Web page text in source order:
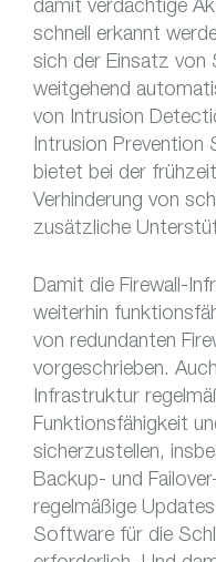
damit verdächtige
schnell erkannt
sich der Einsatz von
weitgehend
von Intrusion
Intrusion Prevention
bietet bei der
Verhinderung von
zusätzliche
Damit die Firewall-
weiterhin
von redundanten
vorgeschrieben.
Infrastruktur
Funktionsfähigkeit
sicherzustellen,
Backup- und
regelmäßige
Software für die